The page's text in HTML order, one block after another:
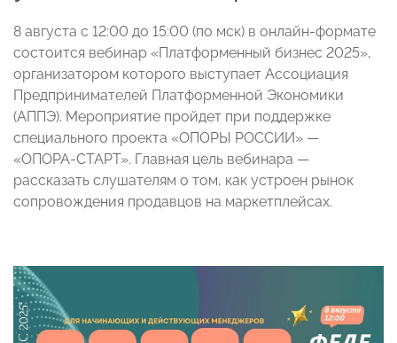
8 августа с 12:00 до 15:00 (по мск) в онлайн-формате
состоится вебинар «Платформенный бизнес 2025»,
организатором которого выступает Ассоциация
Предпринимателей Платформенной Экономики
(АППЭ). Мероприятие пройдет при поддержке
специального проекта «ОПОРЫ РОССИИ» —
«ОПОРА-СТАРТ». Главная цель вебинара —
рассказать слушателям о том, как устроен рынок
сопровождения продавцов на маркетплейсах.